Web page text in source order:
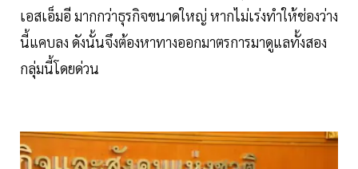
เอสเอ็มอี มากกว่าธุรกิจขนาดใหญ่ หากไม่เร่งทำให้ช่องว่าง
นี้แคบลง ดังนั้นจึงต้องหาทางออกมาตรการมาดูแลทั้งสอง
กลุ่มนี้โดยด่วน